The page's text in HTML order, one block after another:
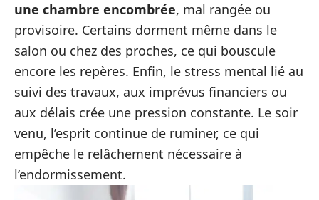
une chambre encombrée, mal rangée ou
provisoire. Certains dorment même dans le
salon ou chez des proches, ce qui bouscule
encore les repères. Enfin, le stress mental lié au
suivi des travaux, aux imprévus financiers ou
aux délais crée une pression constante. Le soir
venu, l’esprit continue de ruminer, ce qui
empêche le relâchement nécessaire à
l’endormissement.